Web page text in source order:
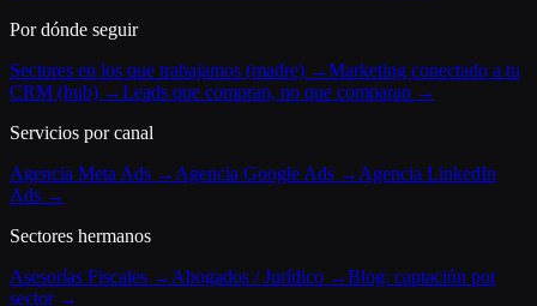
Por dónde seguir
Sectores en los que trabajamos (madre) →Marketing conectado a tu
CRM (hub) →Leads que compran, no que comparan →
Servicios por canal
Agencia Meta Ads → Agencia Google Ads → Agencia LinkedIn
Ads →
Sectores hermanos
Asesorías Fiscales → Abogados / Jurídico →Blog: captación por
sector →